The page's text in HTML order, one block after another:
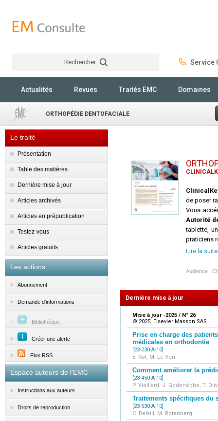
Rechercher Service
Actualités Revues Traités EMC Domaines
ORTHOPÉDIE DENTOFACIALE
Le traité
Présentation
Table des matières
Dernière mise à jour
Articles archivés
Articles en prépublication
Testez-vous
Articles gratuits
Les actions
Abonnement
Demande d'informations
Bibliothèque
Créer une alerte
Flux RSS
Espace auteurs de l'EMC
Instructions aux auteurs
Droits de reproduction
de poser
Vous
Autorité
tablette,
praticiens
Les
Lire la suite
Audience :
Dernière mise à jour
Mise à jour -2025 / N° 26
© 2025, Elsevier Masson SAS
Prise en charge des
médicales en orthodontie
[23-230-A-10]
E. Kol, M. Le Ven
Comment améliorer la
[23-450-A-10]
P. Vieillard, J. Godenèche, T.
Traitements spécifiques du
[23-530-A-10]
C. Belaili, M. Rotenberg